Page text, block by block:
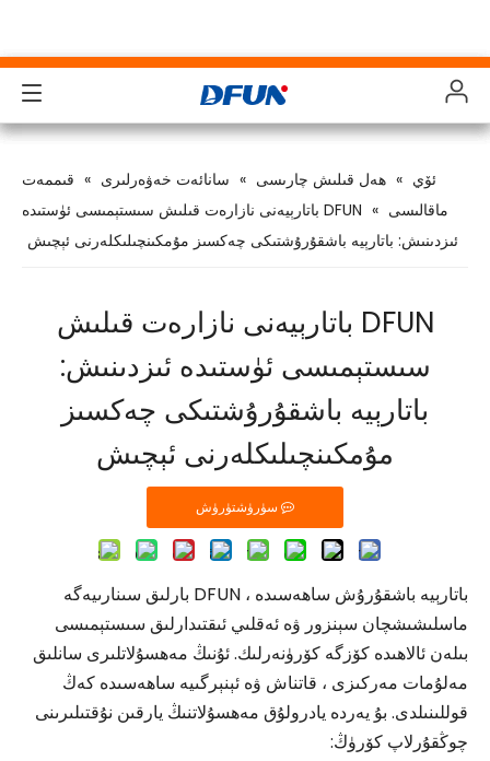
ھەل قىلىش چارىسى
سانائەت
چۈشۈرۈش
Case Study
بىز ھەققىدە
ھەل قىلىش چارىسى
سانائەت
چۈشۈرۈش
Case Study
بىز ھەققىدە
ھەل قىلىش چارىسى
سانائەت
چۈشۈرۈش
Case Study
بىز ھەققىدە
ھەل قىلىش چارىسى
سانائەت
چۈشۈرۈش
Case Study
بىز ھەققىدە
ئۆي » ھەل قىلىش چارىسى » سانائەت خەۋەرلىرى » قىممەت
ماقالىسى »
DFUN باتارېيەنى نازارەت قىلىش سىستېمىسى ئۈستىدە
ئىزدىنىش: باتارېيە باشقۇرۇشتىكى چەكسىز مۇمكىنچىلىكلەرنى ئېچىش
DFUN باتارېيەنى نازارەت قىلىش
سىستېمىسى ئۈستىدە ئىزدىنىش:
باتارېيە باشقۇرۇشتىكى چەكسىز
مۇمكىنچىلىكلەرنى ئېچىش
سۈرۈشتۈرۈش
باتارېيە باشقۇرۇش ساھەسىدە ، DFUN بارلىق سىنارىيەگە
ماسلىشىشچان سېنزور ۋە ئەقلىي ئىقتىدارلىق سىستېمىسى
بىلەن ئالاھىدە كۆزگە كۆرۈنەرلىك. ئۇنىڭ مەھسۇلاتلىرى سانلىق
مەلۇمات مەركىزى ، قاتناش ۋە ئېنېرگىيە ساھەسىدە كەڭ
قوللىنىلدى. بۇ يەردە يادرولۇق مەھسۇلاتنىڭ يارقىن نۇقتىلىرىنى
چوڭقۇرلاپ كۆرۈڭ: